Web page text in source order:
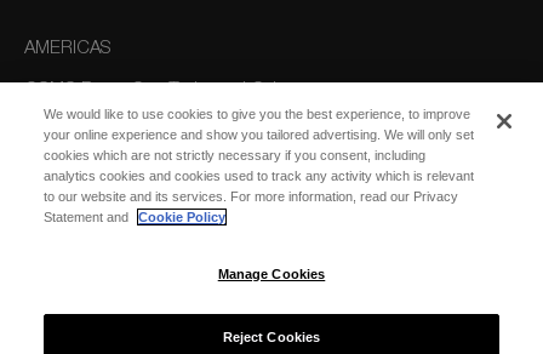
AMERICAS
AUSTRALIA/OCEANIA
COMO The Treasury, Perth
We would like to use cookies to give you the best experience, to improve
your online experience and show you tailored advertising. We will only set
cookies which are not strictly necessary if you consent, including
analytics cookies and cookies used to track any activity which is relevant
to our website and its services. For more information, read our Privacy
Statement and
Cookie Policy
Manage Cookies
Reject Cookies